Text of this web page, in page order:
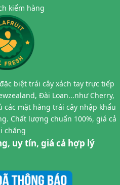
kiểm hàng
biệt trái cây xách tay trực tiếp
Đài Loan...như Cherry,
các mặt hàng trái cây nhập khẩu
Chất lượng chuẩn 100%, giá cả
chăng
uy tín, giá cả hợp lý